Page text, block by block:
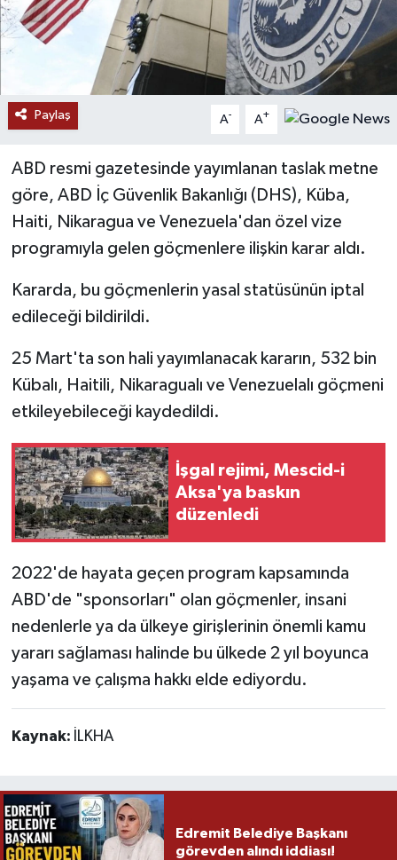
Paylaş A- A+
ABD resmi gazetesinde yayımlanan taslak metne
göre, ABD İç Güvenlik Bakanlığı (DHS), Küba,
Haiti, Nikaragua ve Venezuela'dan özel vize
programıyla gelen göçmenlere ilişkin karar aldı.
Kararda, bu göçmenlerin yasal statüsünün iptal
edileceği bildirildi.
25 Mart'ta son hali yayımlanacak kararın, 532 bin
Kübalı, Haitili, Nikaragualı ve Venezuelalı göçmeni
etkileyebileceği kaydedildi.
İşgal rejimi, Mescid-i
Aksa'ya baskın
düzenledi
2022'de hayata geçen program kapsamında
ABD'de "sponsorları" olan göçmenler, insani
nedenlerle ya da ülkeye girişlerinin önemli kamu
yararı sağlaması halinde bu ülkede 2 yıl boyunca
yaşama ve çalışma hakkı elde ediyordu.
Kaynak: İLKHA
Edremit Belediye Başkanı
görevden alındı iddiası!